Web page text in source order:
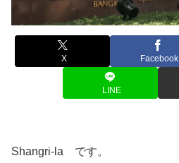
X Facebook
LINE
Shangri-la です。